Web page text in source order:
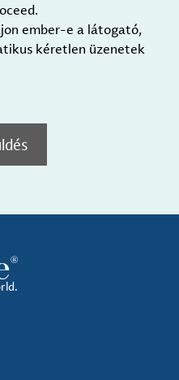
ember-e a látogató,
kéretlen üzenetek